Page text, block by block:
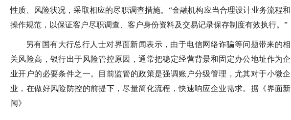
性质、风险状况，采取相应的尽职调查措施。“金融机构应当合理设计业务流程和
操作规范，以保证客户尽职调查、客户身份资料及交易记录保存制度有效执行。”
另有国有大行总行人士对界面新闻表示，由于电信网络诈骗等问题带来的相
关风险高，银行出于风险管控原因，通常把稳定经营背景和固定办公地址作为企
业开户的必要条件之一。目前监管的政策是强调账户分级管理，尤其对于小微企
业，在做好风险防控的前提下，尽量简化流程，快速响应企业需求。据《界面新
闻》